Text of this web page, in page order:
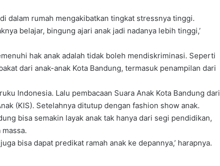
dalam rumah mengakibatkan tingkat stressnya tinggi.
belajar, bingung ajari anak jadi nadanya lebih tinggi,’
hak anak adalah tidak boleh mendiskriminasi. Seperti
dari anak-anak Kota Bandung, termasuk penampilan dari
Indonesia. Lalu pembacaan Suara Anak Kota Bandung dari
(KIS). Setelahnya ditutup dengan fashion show anak.
bisa semakin layak anak tak hanya dari segi pendidikan,
bisa dapat predikat ramah anak ke depannya,’ harapnya.